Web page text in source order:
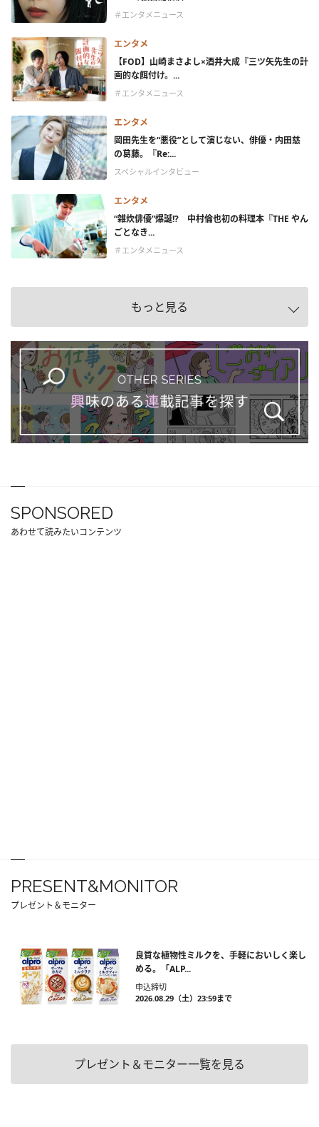
＃エンタメニュース
エンタメ
【FOD】山崎まさよし×酒井大成『三ツ矢先生の計
画的な餌付け。...
＃エンタメニュース
エンタメ
岡田先生を“悪役”として演じない、俳優・内田慈
の葛藤。『Re:...
スペシャルインタビュー
エンタメ
“雑炊俳優”爆誕!? 中村倫也初の料理本『THE やん
ごとなき...
＃エンタメニュース
もっと見る
SPONSORED
あわせて読みたいコンテンツ
PRESENT&MONITOR
プレゼント＆モニター
良質な植物性ミルクを、手軽においしく楽し
める。「ALP...
申込締切
2026.08.29（土）23:59まで
プレゼント＆モニター一覧を見る